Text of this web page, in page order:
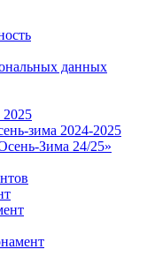
данных
2025
зима 2024-2025
Зима 24/25»